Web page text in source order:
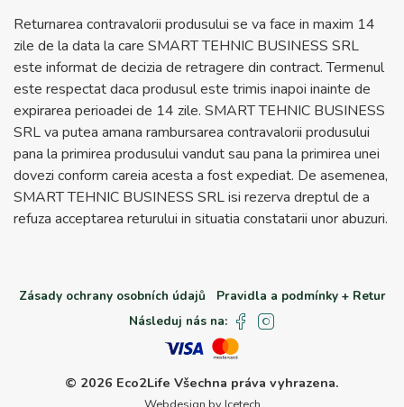
Returnarea contravalorii produsului se va face in maxim 14
zile de la data la care SMART TEHNIC BUSINESS SRL
este informat de decizia de retragere din contract. Termenul
este respectat daca produsul este trimis inapoi inainte de
expirarea perioadei de 14 zile. SMART TEHNIC BUSINESS
SRL va putea amana rambursarea contravalorii produsului
pana la primirea produsului vandut sau pana la primirea unei
dovezi conform careia acesta a fost expediat. De asemenea,
SMART TEHNIC BUSINESS SRL isi rezerva dreptul de a
refuza acceptarea returului in situatia constatarii unor abuzuri.
Zásady ochrany osobních údajů
Pravidla a podmínky + Retur
Následuj nás na:
© 2026 Eco2Life Všechna práva vyhrazena.